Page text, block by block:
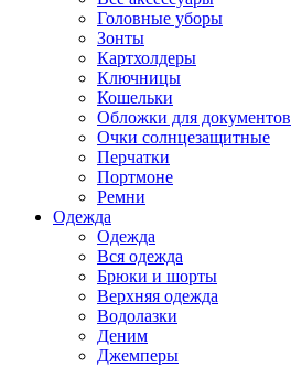
Головные уборы
Зонты
Картхолдеры
Ключницы
Кошельки
Обложки для документов
Очки солнцезащитные
Перчатки
Портмоне
Ремни
Одежда
Одежда
Вся одежда
Брюки и шорты
Верхняя одежда
Водолазки
Деним
Джемперы